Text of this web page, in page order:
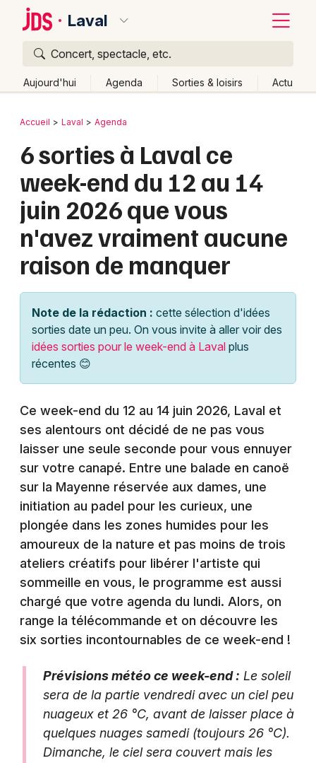
Laval
Concert, spectacle, etc.
Aujourd'hui Agenda Sorties & loisirs Actu
Publier un événement
Grands événements
Activité & Expérience
Manifestations
Foires & salons
Spectacles
Sports
Soirées
Sorties famille
Expos
Sorties & loisirs
Agenda en Mayenne
Agenda dans les Pays de la Loire
Newsletter des sorties
Artistes en tournée
Bordeaux
Colmar
Lille
Lyon
Marseille
Mulhouse
Montpellier
Nantes
Nice
Paris
Strasbourg
Toulouse
Toutes les villes
Retour
Accueil Laval Agenda
6 sorties à Laval ce
week-end du 12 au 14
juin 2026 que vous
n'avez vraiment aucune
raison de manquer
Note de la rédaction : cette sélection d'idées
sorties date un peu. On vous invite à aller voir des
idées sorties pour le week-end à Laval plus
récentes 😊
Ce week-end du 12 au 14 juin 2026, Laval et
ses alentours ont décidé de ne pas vous
laisser une seule seconde pour vous ennuyer
sur votre canapé. Entre une balade en canoë
sur la Mayenne réservée aux dames, une
initiation au padel pour les curieux, une
plongée dans les zones humides pour les
amoureux de la nature et pas moins de trois
ateliers créatifs pour libérer l'artiste qui
sommeille en vous, le programme est aussi
chargé que votre agenda du lundi. Alors, on
range la télécommande et on découvre les
six sorties incontournables de ce week-end !
Prévisions météo ce week-end : Le soleil
sera de la partie vendredi avec un ciel peu
nuageux et 26 °C, avant de laisser place à
quelques nuages samedi (toujours 26 °C).
Dimanche, le ciel sera couvert mais les
Quoi ?
Où ?
Partout
Près de moi Changer de lieu
Quand ?
Effacer les dates
Aujourd'hui
Demain Ce week-end Autre